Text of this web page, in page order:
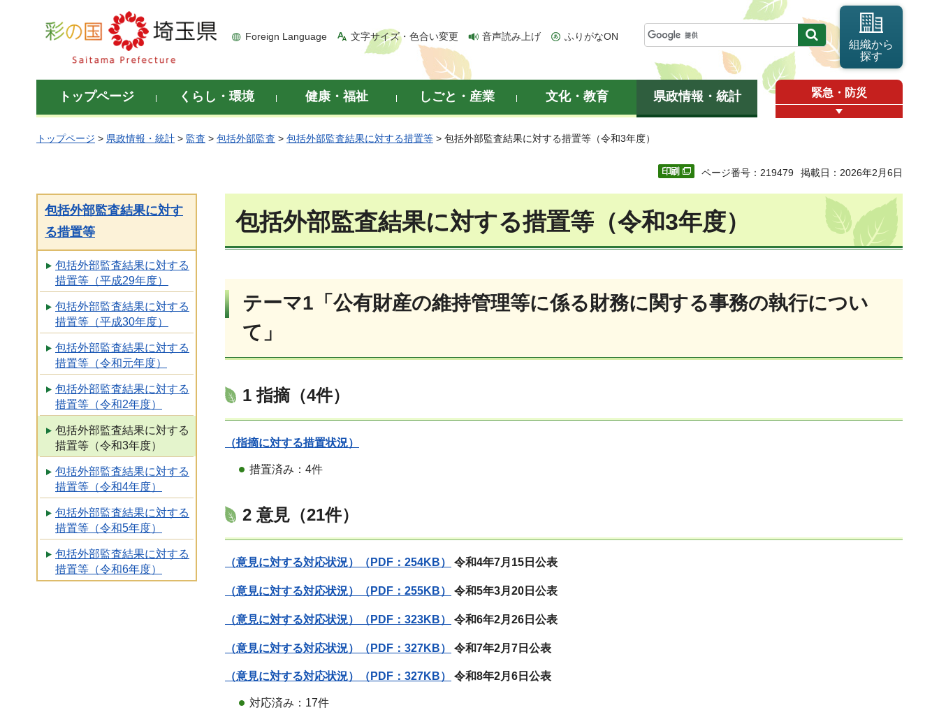
彩の国 埼玉県
Foreign Language 文字サイズ・色合い変更 音声読み上げ ふりがなON
組織から
探す
トップページ くらし・環境 健康・福祉 しごと・産業 文化・教育 県政情報・統計 緊急・防災
トップページ > 県政情報・統計 > 監査 > 包括外部監査 > 包括外部監査結果に対する措置等 > 包括外部監査結果に対する措置等（令和3年度）
ページ番号：219479 掲載日：2026年2月6日
包括外部監査結果に対す
る措置等
包括外部監査結果に対する
措置等（平成29年度）
包括外部監査結果に対する
措置等（平成30年度）
包括外部監査結果に対する
措置等（令和元年度）
包括外部監査結果に対する
措置等（令和2年度）
包括外部監査結果に対する
措置等（令和3年度）
包括外部監査結果に対する
措置等（令和4年度）
包括外部監査結果に対する
措置等（令和5年度）
包括外部監査結果に対する
措置等（令和6年度）
包括外部監査結果に対する措置等（令和3年度）
テーマ1「公有財産の維持管理等に係る財務に関する事務の執行につい
て」
1 指摘（4件）
（指摘に対する措置状況）
措置済み：4件
2 意見（21件）
（意見に対する対応状況）（PDF：254KB） 令和4年7月15日公表
（意見に対する対応状況）（PDF：255KB） 令和5年3月20日公表
（意見に対する対応状況）（PDF：323KB） 令和6年2月26日公表
（意見に対する対応状況）（PDF：327KB） 令和7年2月7日公表
（意見に対する対応状況）（PDF：327KB） 令和8年2月6日公表
対応済み：17件